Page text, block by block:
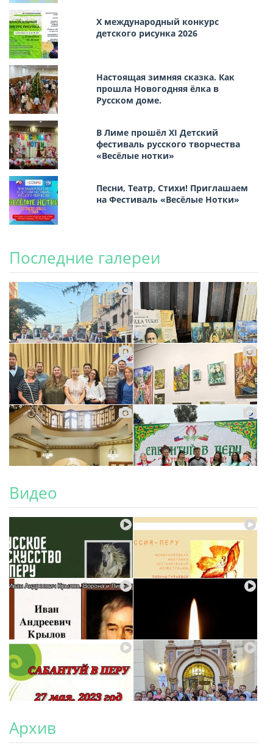
Х международный конкурс
детского рисунка 2026
Настоящая зимняя сказка. Как
прошла Новогодняя ёлка в
Русском доме.
В Лиме прошёл XI Детский
фестиваль русского творчества
«Весёлые нотки»
Песни, Театр, Стихи! Приглашаем
на Фестиваль «Весёлые Нотки»
Последние галереи
Видео
Архив